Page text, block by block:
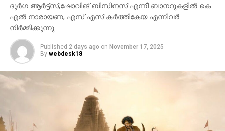
ദുർഗ ആർട്ട്സ്,ഷോവിങ് ബിസിനസ് എന്നീ ബാനറുകളിൽ കെ
എൽ നാരായണ, എസ് എസ് കർത്തികേയ എന്നിവർ
നിർമ്മിക്കുന്നു.
Published 2 days ago on November 17, 2025
By webdesk18